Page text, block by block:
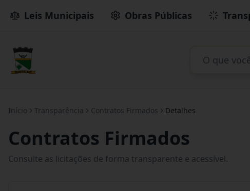
Leis Municipais Obras Públicas
Início Transparência Contratos Firmados Detalhes
Contratos Firmados
Consulte as licitações de forma transparente e acessível.